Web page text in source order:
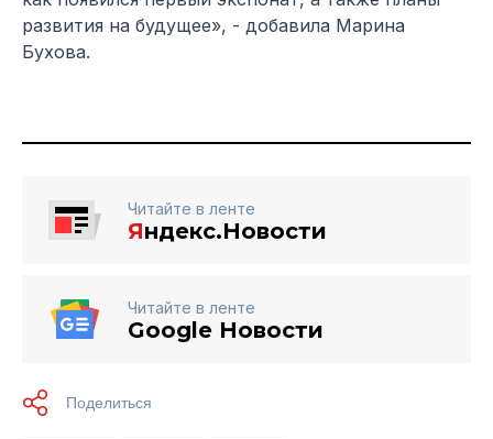
развития на будущее», - добавила Марина
Бухова.
Читайте в ленте
Яндекс.Новости
Читайте в ленте
Google Новости